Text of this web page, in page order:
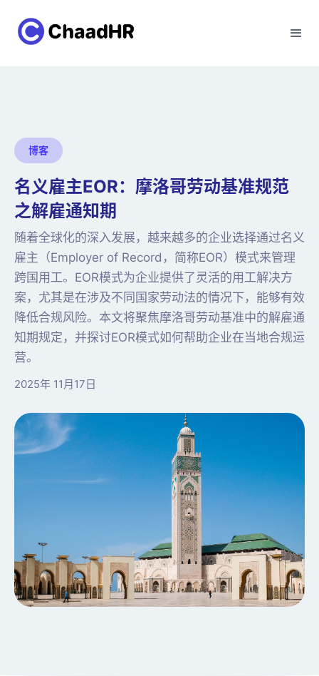
博客
名义雇主EOR：摩洛哥劳动基准规范
之解雇通知期
随着全球化的深入发展，越来越多的企业选择通过名义
雇主（Employer of Record，简称EOR）模式来管理
跨国用工。EOR模式为企业提供了灵活的用工解决方
案，尤其是在涉及不同国家劳动法的情况下，能够有效
降低合规风险。本文将聚焦摩洛哥劳动基准中的解雇通
知期规定，并探讨EOR模式如何帮助企业在当地合规运
营。
2025年 11月17日